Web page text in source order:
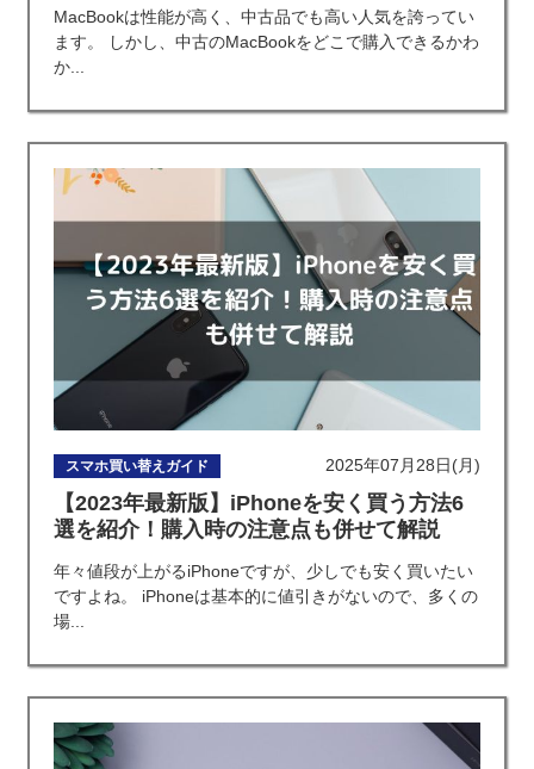
MacBookは性能が高く、中古品でも高い人気を誇ってい
ます。 しかし、中古のMacBookをどこで購入できるかわ
か...
スマホ買い替えガイド 2025年07月28日(月)
【2023年最新版】iPhoneを安く買う方法6
選を紹介！購入時の注意点も併せて解説
年々値段が上がるiPhoneですが、少しでも安く買いたい
ですよね。 iPhoneは基本的に値引きがないので、多くの
場...